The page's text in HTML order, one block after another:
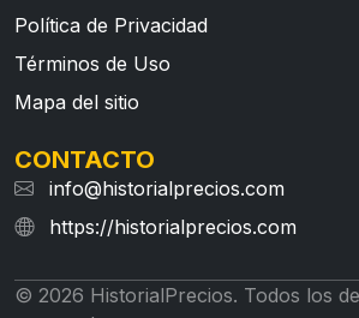
Política de Privacidad
Términos de Uso
Mapa del sitio
CONTACTO
info@historialprecios.com
https://historialprecios.com
© 2026 HistorialPrecios. Todos los